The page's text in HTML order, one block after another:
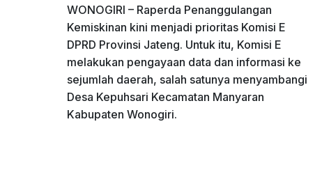
WONOGIRI – Raperda Penanggulangan
Kemiskinan kini menjadi prioritas Komisi E
DPRD Provinsi Jateng. Untuk itu, Komisi E
melakukan pengayaan data dan informasi ke
sejumlah daerah, salah satunya menyambangi
Desa Kepuhsari Kecamatan Manyaran
Kabupaten Wonogiri.